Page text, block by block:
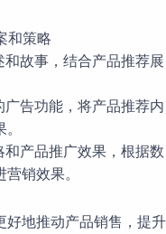
和策略
故事，结合产品推荐展
告功能，将产品推荐内
产品推广效果，根据数
销效果。
好地推动产品销售，提升